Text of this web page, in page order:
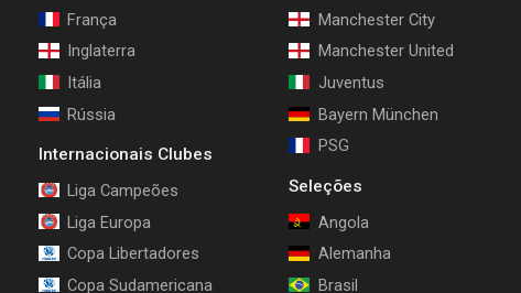
França
Inglaterra
Itália
Rússia
Internacionais Clubes
Liga Campeões
Liga Europa
Copa Libertadores
Copa Sudamericana
Manchester City
Manchester United
Juventus
Bayern München
PSG
Seleções
Angola
Alemanha
Brasil